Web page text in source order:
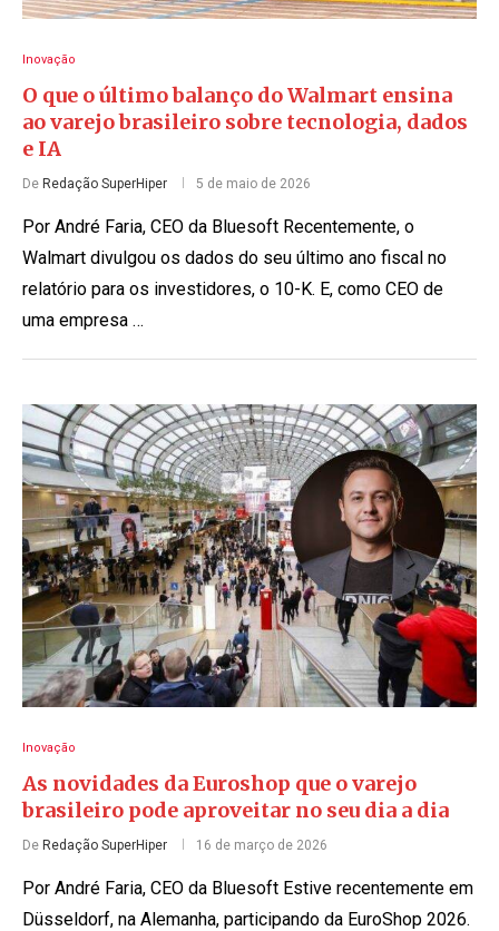
Inovação
O que o último balanço do Walmart ensina
ao varejo brasileiro sobre tecnologia, dados
e IA
De Redação SuperHiper 5 de maio de 2026
Por André Faria, CEO da Bluesoft Recentemente, o
Walmart divulgou os dados do seu último ano fiscal no
relatório para os investidores, o 10-K. E, como CEO de
uma empresa …
Inovação
As novidades da Euroshop que o varejo
brasileiro pode aproveitar no seu dia a dia
De Redação SuperHiper 16 de março de 2026
Por André Faria, CEO da Bluesoft Estive recentemente em
Düsseldorf, na Alemanha, participando da EuroShop 2026.